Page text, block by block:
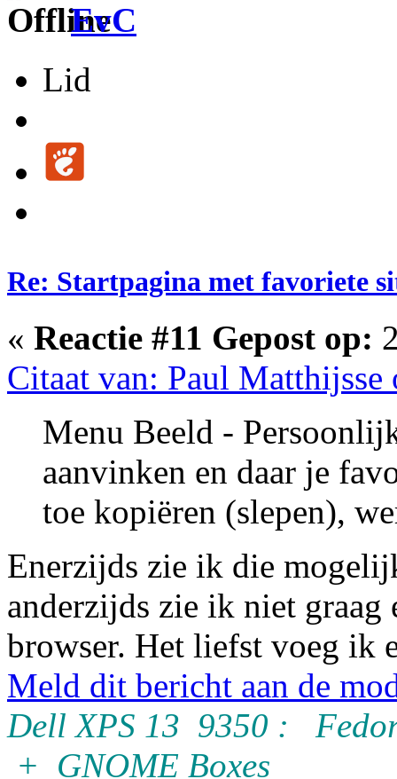
EvC
Lid
Re: Startpagina met favoriete
« Reactie #11 Gepost op:
Citaat van: Paul
Menu Beeld -
aanvinken en daar je
toe kopiëren (slepen),
Enerzijds zie ik die
anderzijds zie ik niet
browser. Het liefst voeg ik
Meld dit bericht aan de
Dell XPS 13 9350 :
+ GNOME Boxes